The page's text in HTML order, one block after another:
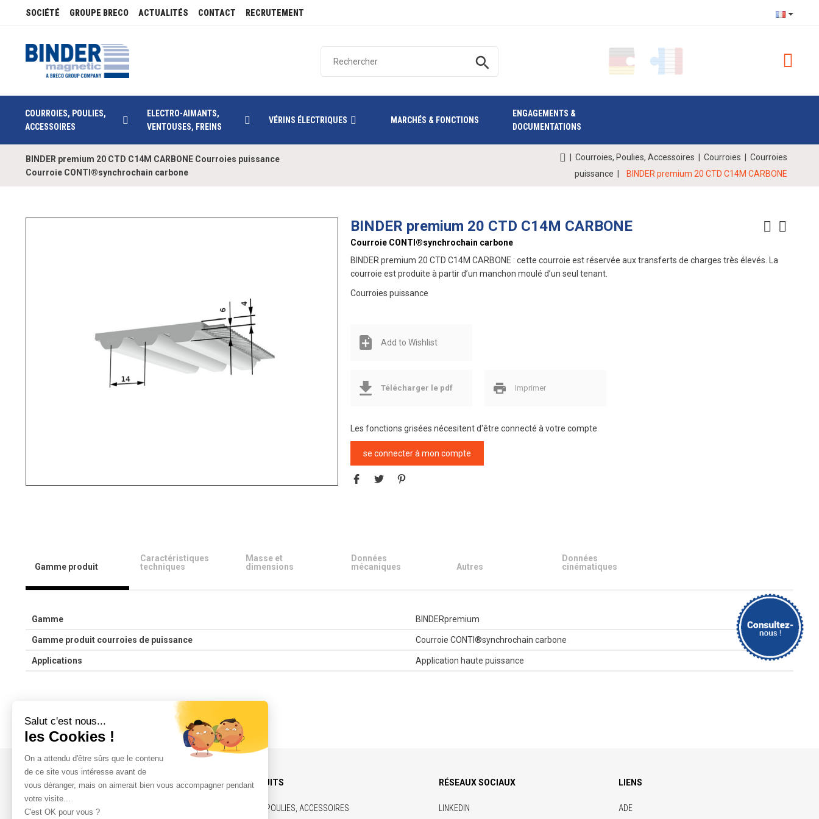
search
SOCIÉTÉ GROUPE BRECO ACTUALITÉS CONTACT RECRUTEMENT
COURROIES, POULIES,
ACCESSOIRES
ELECTRO-AIMANTS,
VENTOUSES, FREINS
VÉRINS ÉLECTRIQUES MARCHÉS & FONCTIONS
ENGAGEMENTS &
DOCUMENTATIONS
BINDER premium 20 CTD C14M CARBONE Courroies puissance
Courroie CONTI®synchrochain carbone
Courroies, Poulies, Accessoires Courroies
Courroies
puissance
BINDER premium 20 CTD C14M CARBONE
BINDER premium 20 CTD C14M CARBONE
Courroie CONTI®synchrochain carbone
BINDER premium 20 CTD C14M CARBONE : cette courroie est réservée aux transferts de charges très élevés. La
courroie est produite à partir d’un manchon moulé d’un seul tenant.
Courroies puissance
Add to Wishlist
Télécharger le pdf Imprimer
Les fonctions grisées nécesitent d'être connecté à votre compte
se connecter à mon compte
Gamme produit
Caractéristiques
techniques
Masse et
dimensions
Données
mécaniques
Autres
Données
cinématiques
Gamme BINDERpremium
Gamme produit courroies de puissance Courroie CONTI®synchrochain carbone
Applications Application haute puissance
INFOS ET CONTACT
ACTUALITÉS
NOS PRODUITS
COURROIES, POULIES, ACCESSOIRES
RÉSEAUX SOCIAUX
LINKEDIN
LIENS
ADE